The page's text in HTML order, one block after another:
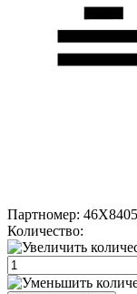
Партномер: 46X8405
Количество: